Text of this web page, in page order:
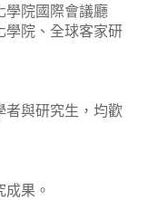
學院國際會議廳
學院、全球客家研
者與研究生，均歡
果。